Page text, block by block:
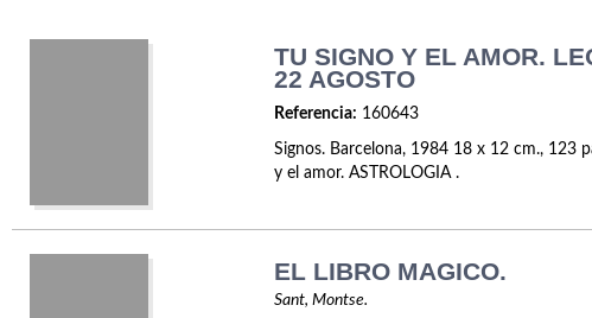
TU SIGNO Y EL AMOR.
22 AGOSTO
Referencia: 160643
Signos. Barcelona, 1984 18 x 12 cm., 123
y el amor. ASTROLOGIA .
EL LIBRO MAGICO.
Sant, Montse.